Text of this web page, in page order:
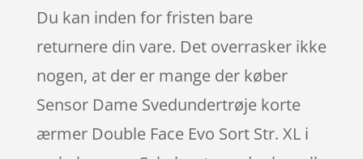
Du kan inden for fristen bare
returnere din vare. Det overrasker ikke
nogen, at der er mange der køber
Sensor Dame Svedundertrøje korte
ærmer Double Face Evo Sort Str. XL i